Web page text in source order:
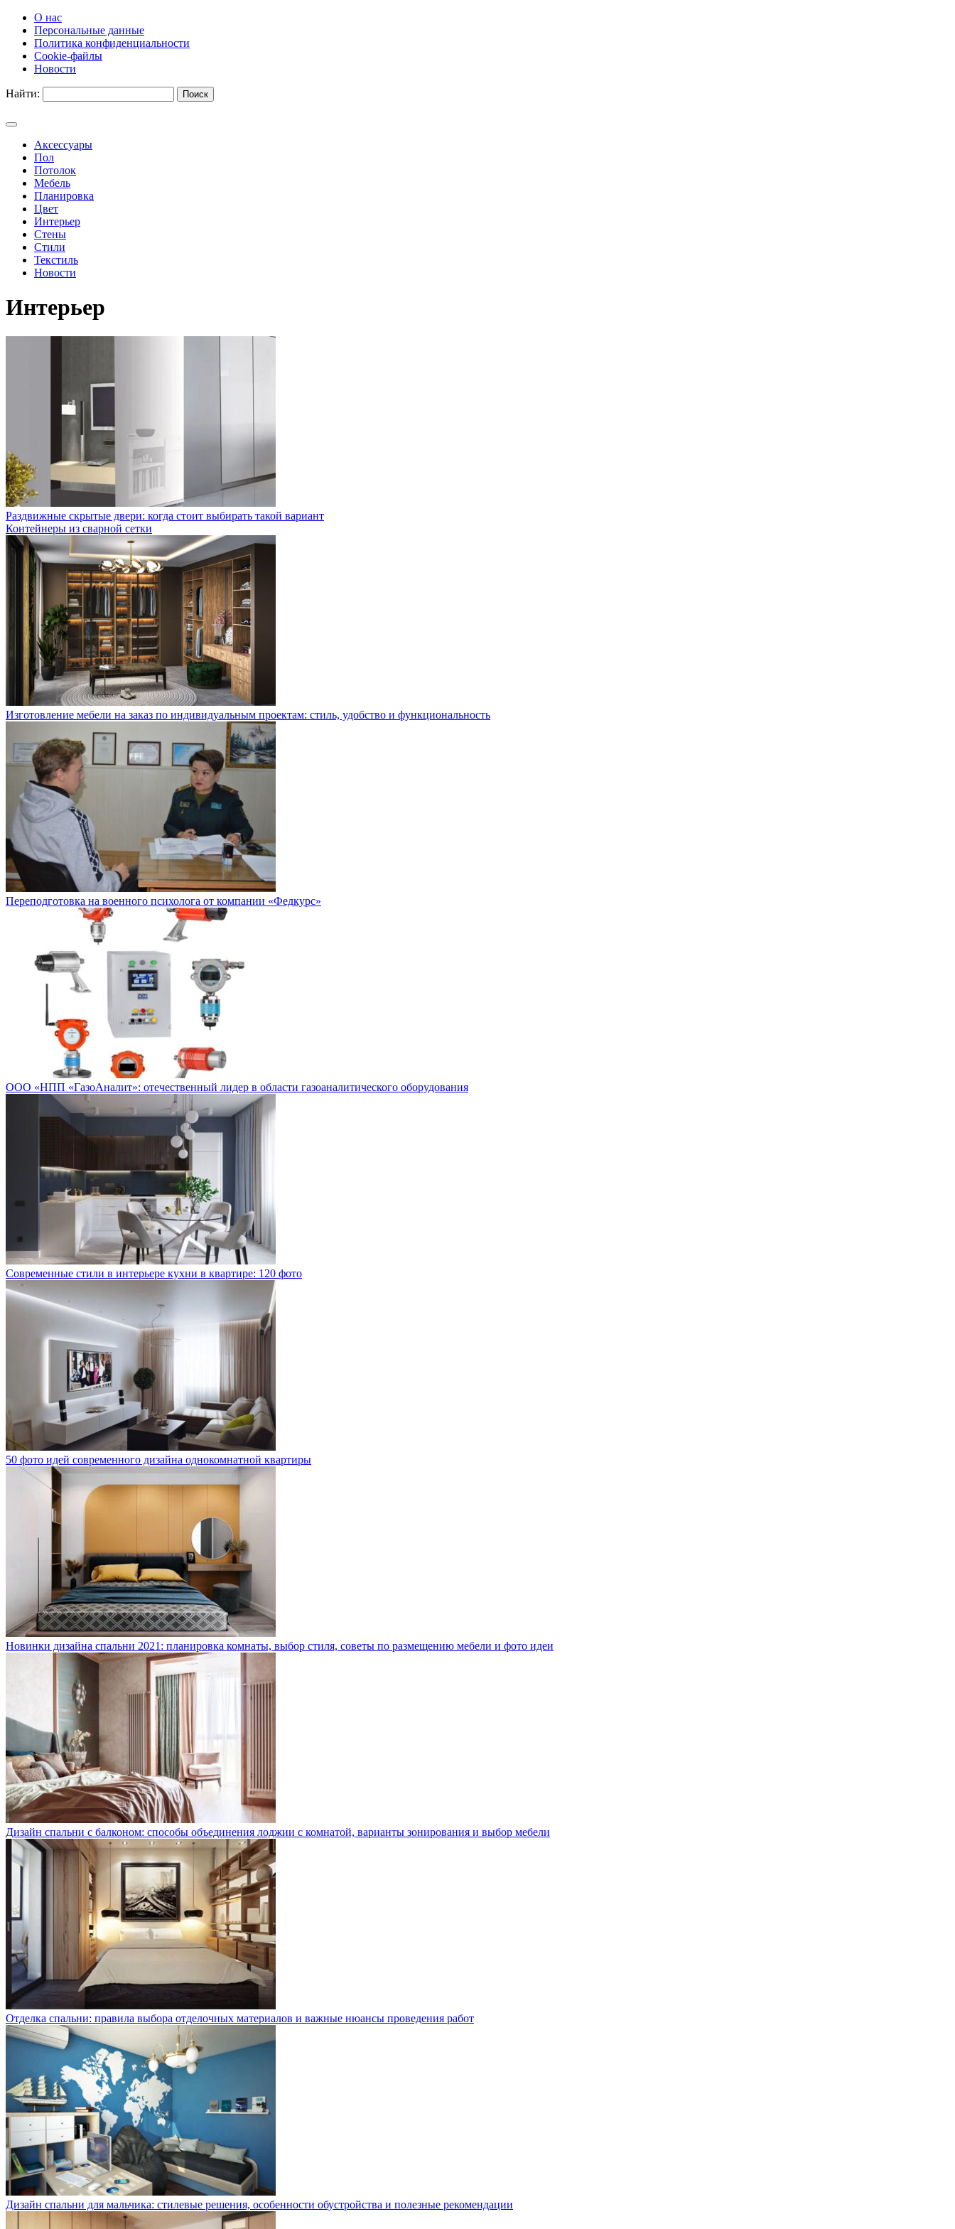
О нас
Персональные данные
Политика конфиденциальности
Cookie-файлы
Новости
Найти:
Аксессуары
Пол
Потолок
Мебель
Планировка
Цвет
Интерьер
Стены
Стили
Текстиль
Новости
Интерьер
Раздвижные скрытые двери: когда стоит выбирать такой вариант
Контейнеры из сварной сетки
Изготовление мебели на заказ по индивидуальным проектам: стиль, удобство и функциональность
Переподготовка на военного психолога от компании «Федкурс»
ООО «НПП «ГазоАналит»: отечественный лидер в области газоаналитического оборудования
Современные стили в интерьере кухни в квартире: 120 фото
50 фото идей современного дизайна однокомнатной квартиры
Новинки дизайна спальни 2021: планировка комнаты, выбор стиля, советы по размещению мебели и фото идеи
Дизайн спальни с балконом: способы объединения лоджии с комнатой, варианты зонирования и выбор мебели
Отделка спальни: правила выбора отделочных материалов и важные нюансы проведения работ
Дизайн спальни для мальчика: стилевые решения, особенности обустройства и полезные рекомендации